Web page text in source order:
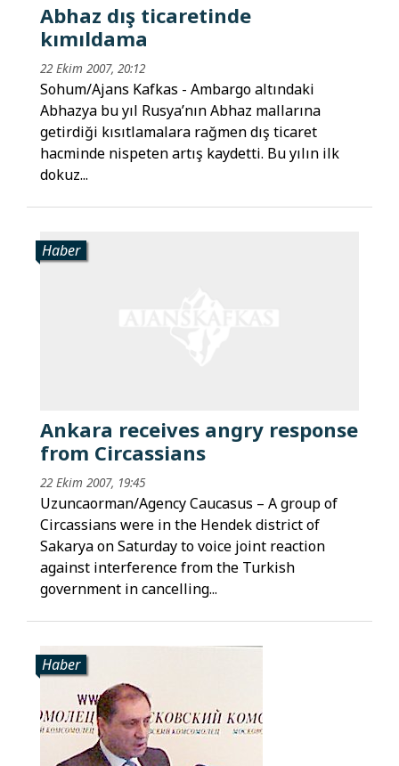
Abhaz dış ticaretinde
kımıldama
22 Ekim 2007, 20:12
Sohum/Ajans Kafkas - Ambargo altındaki
Abhazya bu yıl Rusya’nın Abhaz mallarına
getirdiği kısıtlamalara rağmen dış ticaret
hacminde nispeten artış kaydetti. Bu yılın ilk
dokuz...
Haber
Ankara receives angry response
from Circassians
22 Ekim 2007, 19:45
Uzuncaorman/Agency Caucasus – A group of
Circassians were in the Hendek district of
Sakarya on Saturday to voice joint reaction
against interference from the Turkish
government in cancelling...
Haber